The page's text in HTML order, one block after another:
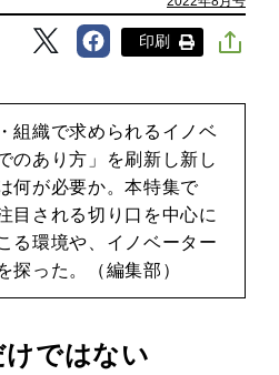
印刷
組織で求められるイノベ
のあり方」を刷新し新し
何が必要か。本特集で
目される切り口を中心に
る環境や、イノベーター
探った。（編集部）
けではない